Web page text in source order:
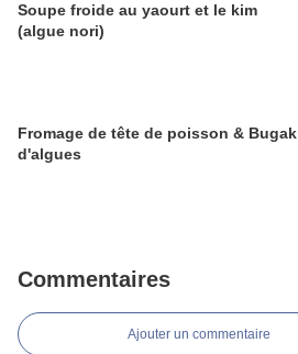
Soupe froide au yaourt et le kim
(algue nori)
Fromage de tête de poisson & Bugak
d'algues
Commentaires
Ajouter un commentaire